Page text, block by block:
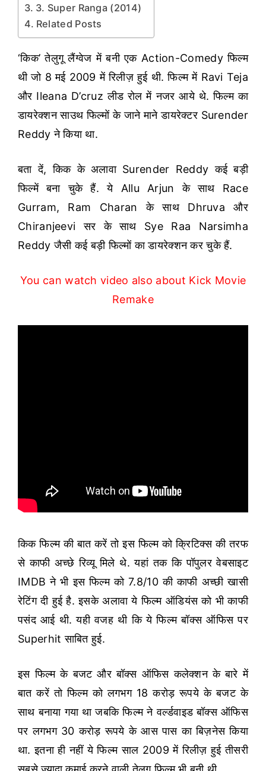
3. Super Ranga (2014)
Related Posts
‘किक’ तेलुगू लैंग्वेज में बनी एक Action-Comedy फिल्म
थी जो 8 मई 2009 में रिलीज़ हुई थी. फिल्म में Ravi Teja
और Ileana D’cruz लीड रोल में नजर आये थे. फिल्म का
डायरेक्शन साउथ फिल्मों के जाने माने डायरेक्टर Surender
Reddy ने किया था.
बता दें, किक के अलावा Surender Reddy कई बड़ी
फिल्में बना चुके हैं. ये Allu Arjun के साथ Race
Gurram, Ram Charan के साथ Dhruva और
Chiranjeevi सर के साथ Sye Raa Narsimha
Reddy जैसी कई बड़ी फिल्मों का डायरेक्शन कर चुके हैं.
You can watch video also about Kick Movie
Remake
किक फिल्म की बात करें तो इस फिल्म को क्रिटिक्स की तरफ
से काफी अच्छे रिव्यू मिले थे. यहां तक कि पॉपुलर वेबसाइट
IMDB ने भी इस फिल्म को 7.8/10 की काफी अच्छी खासी
रेटिंग दी हुई है. इसके अलावा ये फिल्म ऑडियंस को भी काफी
पसंद आई थी. यही वजह थी कि ये फिल्म बॉक्स ऑफिस पर
Superhit साबित हुई.
इस फिल्म के बजट और बॉक्स ऑफिस कलेक्शन के बारे में
बात करें तो फिल्म को लगभग 18 करोड़ रूपये के बजट के
साथ बनाया गया था जबकि फिल्म ने वर्ल्डवाइड बॉक्स ऑफिस
पर लगभग 30 करोड़ रूपये के आस पास का बिज़नेस किया
था. इतना ही नहीं ये फिल्म साल 2009 में रिलीज़ हुई तीसरी